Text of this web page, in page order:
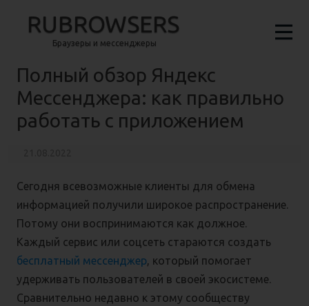
RUBROWSERS
Браузеры и мессенджеры
Полный обзор Яндекс
Мессенджера: как правильно
работать с приложением
Сегодня всевозможные клиенты для обмена
информацией получили широкое распространение.
Потому они воспринимаются как должное.
Каждый сервис или соцсеть стараются создать
бесплатный мессенджер, который помогает
удерживать пользователей в своей экосистеме.
Сравнительно недавно к этому сообществу